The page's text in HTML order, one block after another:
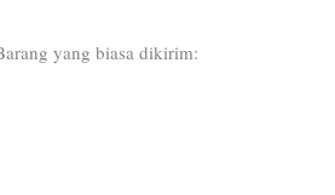
yang biasa dikirim: